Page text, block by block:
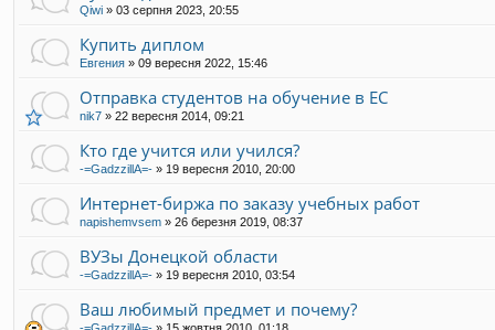
Qiwi » 03 серпня 2023, 20:55
Купить диплом
Евгения » 09 вересня 2022, 15:46
Отправка студентов на обучение в ЕС
nik7 » 22 вересня 2014, 09:21
Кто где учится или учился?
-=GadzzillA=- » 19 вересня 2010, 20:00
Интернет-биржа по заказу учебных работ
napishemvsem » 26 березня 2019, 08:37
ВУЗы Донецкой области
-=GadzzillA=- » 19 вересня 2010, 03:54
Ваш любимый предмет и почему?